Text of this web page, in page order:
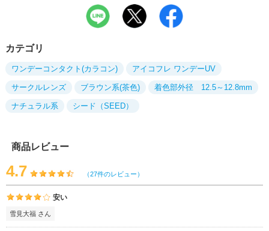
カテゴリ
ワンデーコンタクト(カラコン) アイコフレ ワンデーUV
サークルレンズ ブラウン系(茶色) 着色部外径 12.5～12.8mm
ナチュラル系 シード（SEED）
商品レビュー
4.7 （27件のレビュー）
安い
雪見大福 さん